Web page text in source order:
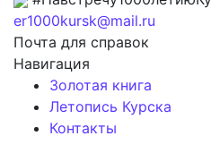
er1000kursk@mail.ru
Почта для справок
Навигация
Золотая книга
Летопись Курска
Контакты